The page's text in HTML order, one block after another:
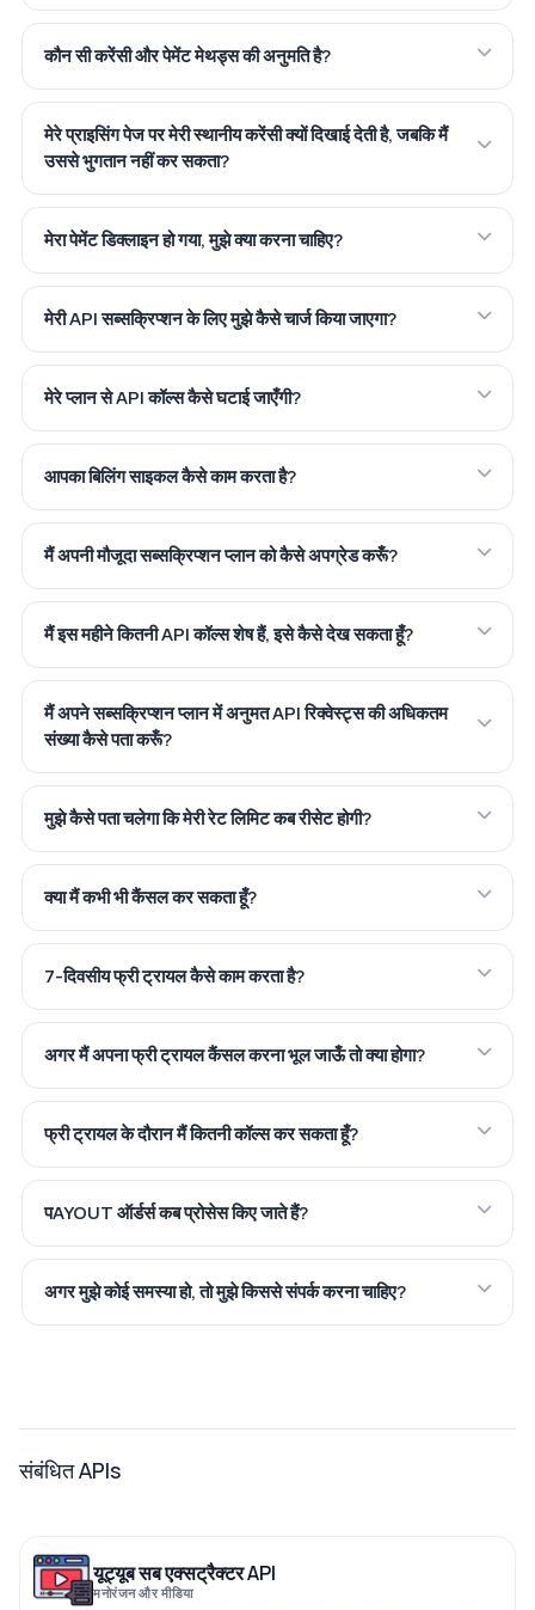
कौन सी करेंसी और पेमेंट मेथड्स की अनुमति है?
मेरे प्राइसिंग पेज पर मेरी स्थानीय करेंसी क्यों दिखाई देती है, जबकि मैं
उससे भुगतान नहीं कर सकता?
मेरा पेमेंट डिक्लाइन हो गया, मुझे क्या करना चाहिए?
मेरी API सब्सक्रिप्शन के लिए मुझे कैसे चार्ज किया जाएगा?
मेरे प्लान से API कॉल्स कैसे घटाई जाएँगी?
आपका बिलिंग साइकल कैसे काम करता है?
मैं अपनी मौजूदा सब्सक्रिप्शन प्लान को कैसे अपग्रेड करूँ?
मैं इस महीने कितनी API कॉल्स शेष हैं, इसे कैसे देख सकता हूँ?
मैं अपने सब्सक्रिप्शन प्लान में अनुमत API रिक्वेस्ट्स की अधिकतम
संख्या कैसे पता करूँ?
मुझे कैसे पता चलेगा कि मेरी रेट लिमिट कब रीसेट होगी?
क्या मैं कभी भी कैंसल कर सकता हूँ?
7-दिवसीय फ्री ट्रायल कैसे काम करता है?
अगर मैं अपना फ्री ट्रायल कैंसल करना भूल जाऊँ तो क्या होगा?
फ्री ट्रायल के दौरान मैं कितनी कॉल्स कर सकता हूँ?
पAYOUT ऑर्डर्स कब प्रोसेस किए जाते हैं?
अगर मुझे कोई समस्या हो, तो मुझे किससे संपर्क करना चाहिए?
संबंधित APIs
यूट्यूब सब एक्सट्रैक्टर API
मनोरंजन और मीडिया